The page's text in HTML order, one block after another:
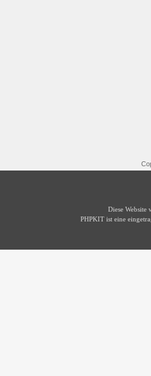
Diese Website
PHPKIT ist eine